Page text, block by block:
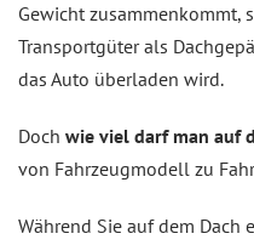
Gewicht zusammenkommt,
Transportgüter als
das Auto überladen wird.
Doch wie viel darf man auf
von Fahrzeugmodell zu
Während Sie auf dem Dach